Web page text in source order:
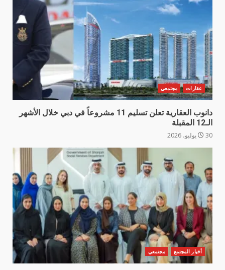
عقارات مجتمعي
دانوب العقارية تعلن تسليم 11 مشروعاً في دبي خلال الأشهر
الـ12 المقبلة
30 يوليو، 2026
أخبار المجتمع مجتمعي